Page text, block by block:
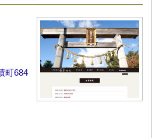
町684